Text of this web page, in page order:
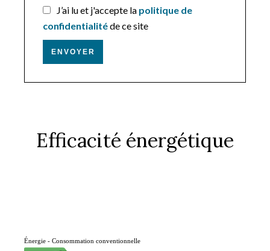
J’ai lu et j'accepte la politique de
confidentialitéde ce site
ENVOYER
Efficacité énergétique
Énergie - Consommation conventionnelle